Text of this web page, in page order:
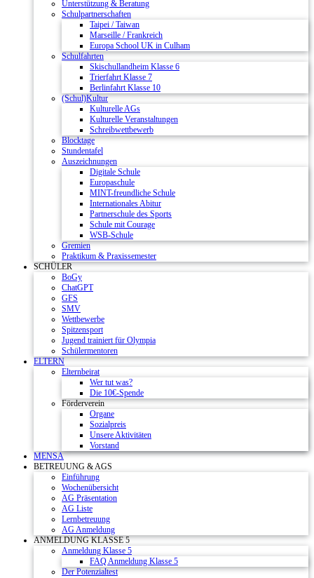
Unterstützung & Beratung
Schulpartnerschaften
Taipei / Taiwan
Marseille / Frankreich
Europa School UK in Culham
Schulfahrten
Skischullandheim Klasse 6
Trierfahrt Klasse 7
Berlinfahrt Klasse 10
(Schul)Kultur
Kulturelle AGs
Kulturelle Veranstaltungen
Schreibwettbewerb
Blocktage
Stundentafel
Auszeichnungen
Digitale Schule
Europaschule
MINT-freundliche Schule
Internationales Abitur
Partnerschule des Sports
Schule mit Courage
WSB-Schule
Gremien
Praktikum & Praxissemester
SCHÜLER
BoGy
ChatGPT
GFS
SMV
Wettbewerbe
Spitzensport
Jugend trainiert für Olympia
Schülermentoren
ELTERN
Elternbeirat
Wer tut was?
Die 10€-Spende
Förderverein
Organe
Sozialpreis
Unsere Aktivitäten
Vorstand
MENSA
BETREUUNG & AGS
Einführung
Wochenübersicht
AG Präsentation
AG Liste
Lernbetreuung
AG Anmeldung
ANMELDUNG KLASSE 5
Anmeldung Klasse 5
FAQ Anmeldung Klasse 5
Der Potenzialtest